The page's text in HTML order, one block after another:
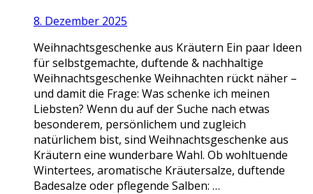
8. Dezember 2025
Weihnachtsgeschenke aus Kräutern Ein paar Ideen
für selbstgemachte, duftende & nachhaltige
Weihnachtsgeschenke Weihnachten rückt näher –
und damit die Frage: Was schenke ich meinen
Liebsten? Wenn du auf der Suche nach etwas
besonderem, persönlichem und zugleich
natürlichem bist, sind Weihnachtsgeschenke aus
Kräutern eine wunderbare Wahl. Ob wohltuende
Wintertees, aromatische Kräutersalze, duftende
Badesalze oder pflegende Salben: …